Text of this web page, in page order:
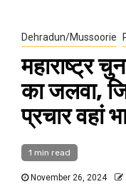
Dehradun/Mussoorie
महाराष्ट्र
का जलवा,
प्रचार वहां
1 min read
November 26, 2024